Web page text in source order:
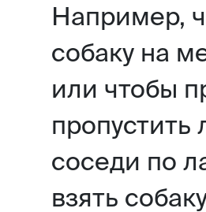
Например,
собаку на
или чтобы
соседи по
взять